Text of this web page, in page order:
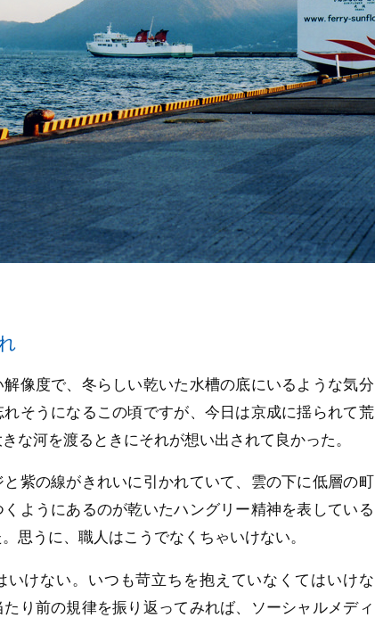
像度で、冬らしい乾いた水槽の底にいるような気分
れそうになるこの頃ですが、今日は京成に揺られて荒
な河を渡るときにそれが想い出されて良かった。
紫の線がきれいに引かれていて、雲の下に低層の町
ようにあるのが乾いたハングリー精神を表している
思うに、職人はこうでなくちゃいけない。
いけない。いつも苛立ちを抱えていなくてはいけな
り前の規律を振り返ってみれば、ソーシャルメディ